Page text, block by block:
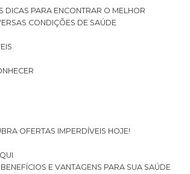
DICAS PARA ENCONTRAR O MELHOR
CONDIÇÕES DE SAÚDE
OFERTAS IMPERDÍVEIS HOJE!
BENEFÍCIOS E VANTAGENS PARA SUA SAÚDE